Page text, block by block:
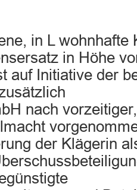
in L wohnhafte
in Höhe
auf Initiative der
nach
der Klägerin